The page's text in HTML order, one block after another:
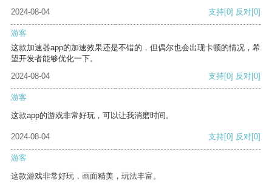
2024-08-04 支持[0] 反对[0]
游客
这款加速器app的加速效果还是不错的，但偶尔也会出现卡顿的情况，希
望开发者能够优化一下。
2024-08-04
支持[0] 反对[0]
游客
这款app的游戏非常好玩，可以让我消磨时间。
2024-08-04 支持[0] 反对[0]
游客
这款游戏非常好玩，画面精美，玩法丰富。